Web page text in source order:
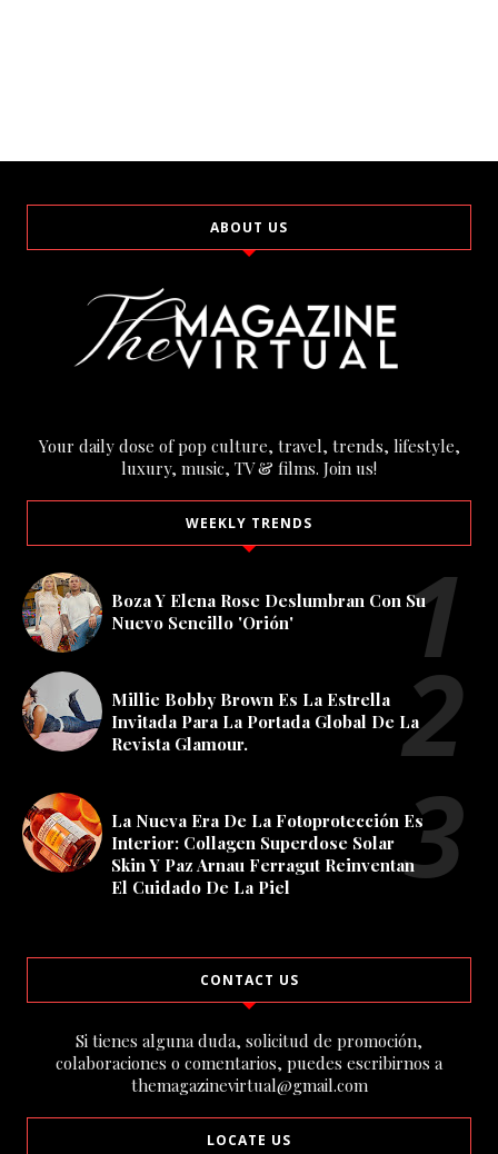
ABOUT US
Your daily dose of pop culture, travel, trends, lifestyle,
luxury, music, TV & films. Join us!
WEEKLY TRENDS
Boza Y Elena Rose Deslumbran Con Su
Nuevo Sencillo 'Orión'
Millie Bobby Brown Es La Estrella
Invitada Para La Portada Global De La
Revista Glamour.
La Nueva Era De La Fotoprotección Es
Interior: Collagen Superdose Solar
Skin Y Paz Arnau Ferragut Reinventan
El Cuidado De La Piel
CONTACT US
Si tienes alguna duda, solicitud de promoción,
colaboraciones o comentarios, puedes escribirnos a
themagazinevirtual@gmail.com
LOCATE US